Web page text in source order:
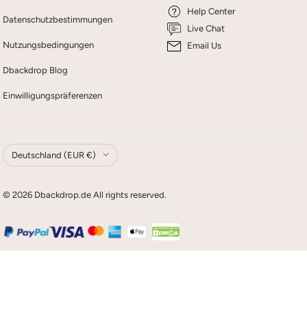
Datenschutzbestimmungen
Nutzungsbedingungen
Dbackdrop Blog
Einwilligungspräferenzen
Help Center
Live Chat
Email Us
Land/Region
Deutschland (EUR €)
© 2026 Dbackdrop.de All rights reserved.